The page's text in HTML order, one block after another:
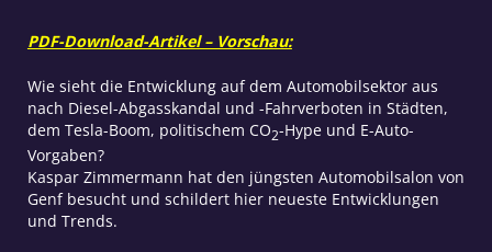
PDF-Download-Artikel – Vorschau:
Wie sieht die Entwicklung auf dem Automobilsektor aus
nach Diesel-Abgasskandal und -Fahrverboten in Städten,
dem Tesla-Boom, politischem CO2-Hype und E-Auto-
Vorgaben?
Kaspar Zimmermann hat den jüngsten Automobilsalon von
Genf besucht und schildert hier neueste Entwicklungen
und Trends.